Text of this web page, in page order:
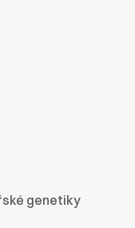
genetiky